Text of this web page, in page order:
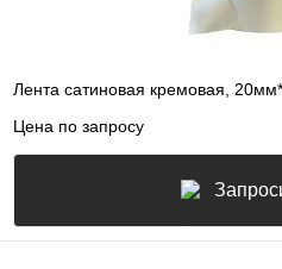
Лента сатиновая кремовая,
Цена по запросу